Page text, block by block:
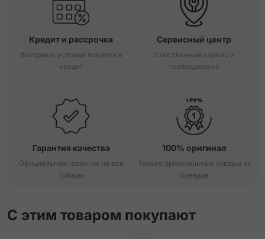
Кредит и рассрочка
Выгодные условия покупки в
кредит
Сервисный центр
Собственный сервис и
техподдержка
Гарантия качества
Официальная гарантия на все
товары
100% оригинал
Только оригинальные товары от
брендов
С этим товаром покупают